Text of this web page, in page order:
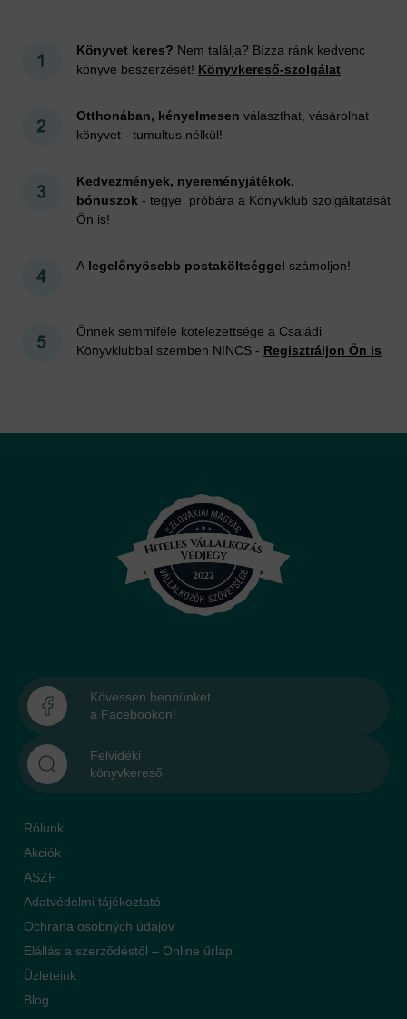
Könyvet keres? Nem találja? Bízza ránk kedvenc
könyve beszerzését! Könyvkereső-szolgálat
Otthonában, kényelmesen választhat, vásárolhat
könyvet - tumultus nélkül!
Kedvezmények, nyereményjátékok,
bónuszok - tegye próbára a Könyvklub szolgáltatását
Ön is!
A legelőnyösebb postaköltséggel számoljon!
Önnek semmiféle kötelezettsége a Családi
Könyvklubbal szemben NINCS - Regisztráljon Ön is
Kövessen bennünket
a Facebookon!
Felvidéki
könyvkereső
Rólunk
Akciók
ASZF
Adatvédelmi tájékoztató
Ochrana osobných údajov
Elállás a szerződéstől – Online űrlap
Üzleteink
Blog